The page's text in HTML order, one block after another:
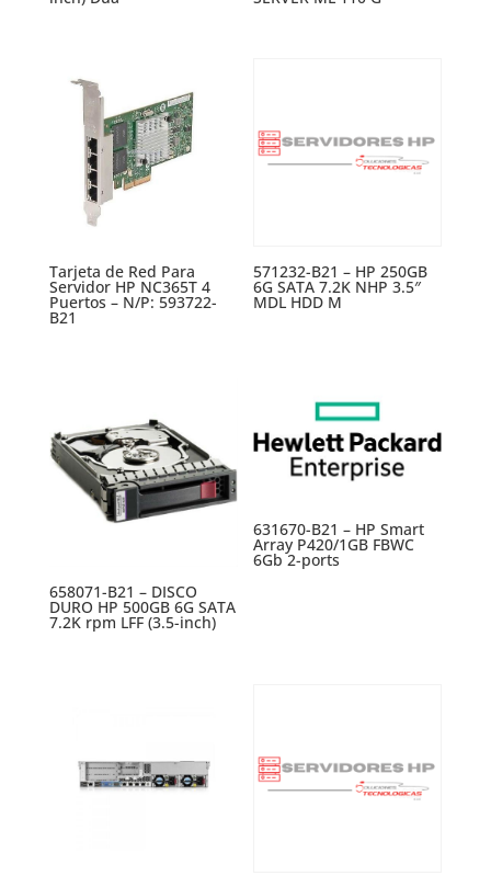
Tarjeta de Red Para
Servidor HP NC365T 4
Puertos – N/P: 593722-
B21
571232-B21 – HP 250GB
6G SATA 7.2K NHP 3.5″
MDL HDD M
658071-B21 – DISCO
DURO HP 500GB 6G SATA
7.2K rpm LFF (3.5-inch)
631670-B21 – HP Smart
Array P420/1GB FBWC
6Gb 2-ports